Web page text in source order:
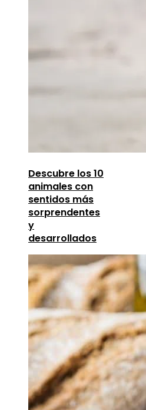
Descubre los 10
animales con
sentidos más
sorprendentes
y
desarrollados